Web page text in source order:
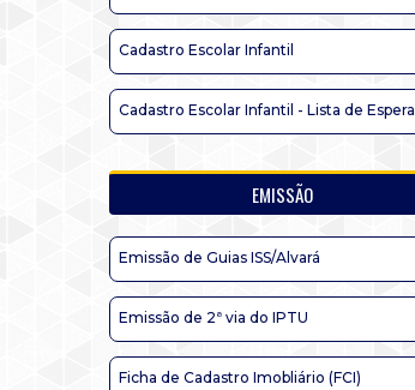
Cadastro Escolar Infantil
Cadastro Escolar Infantil - Lista de Espera
EMISSÃO
Emissão de Guias ISS/Alvará
Emissão de 2ª via do IPTU
Ficha de Cadastro Imobliário (FCI)